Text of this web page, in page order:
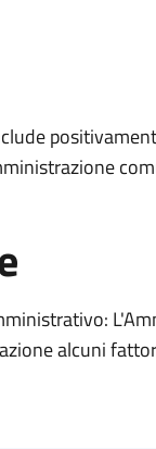
alcuni